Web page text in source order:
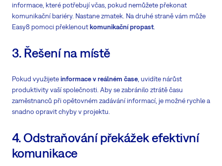
informace, které potřebují včas, pokud nemůžete překonat
komunikační bariéry. Nastane zmatek. Na druhé straně vám může
Easy8 pomoci překlenoutkomunikační propast.
3. Řešení na místě
Pokud využijeteinformace v reálném čase , uvidíte nárůst
produktivity vaší společnosti. Aby se zabránilo ztrátě času
zaměstnanců při opětovném zadávání informací, je možné rychle a
snadno opravit chyby v projektu.
4. Odstraňování překážek efektivní
komunikace